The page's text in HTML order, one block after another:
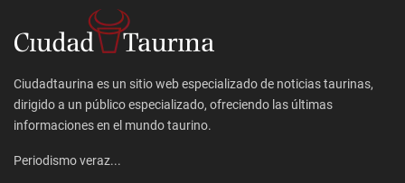
Ciudadtaurina es un sitio web especializado de noticias taurinas,
dirigido a un público especializado, ofreciendo las últimas
informaciones en el mundo taurino.
Periodismo veraz...